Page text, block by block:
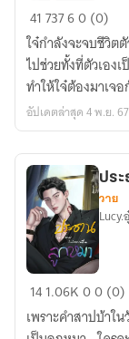
ศานต์
ใจ๋
ที่
ไร้
รัก
4173760 (0)
ใจ๋กำลังจะจบชีวิต
ไปช่วยทั้งที่ตัวเอง
ทำให้ใจ๋ต้องมาเจ
อัปเดตล่าสุด 4 พ.ย.
ประธาน
ผม
ปร
วาย
Lucy.
141.06K00 (0)
เพราะคำสาปบ้าใ